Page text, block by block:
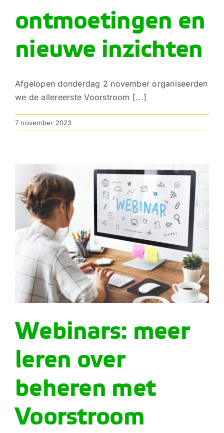
ontmoetingen en
nieuwe inzichten
Afgelopen donderdag 2 november organiseerden
we de allereerste Voorstroom [...]
7 november 2023
Webinars: meer
leren over
beheren met
Voorstroom